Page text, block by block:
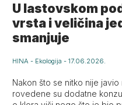
U lastovskom
vrsta i veličina
smanjuje
HINA - Ekologija -17.06.2026.
Nakon što se nitko nije
rovedene su dodatne